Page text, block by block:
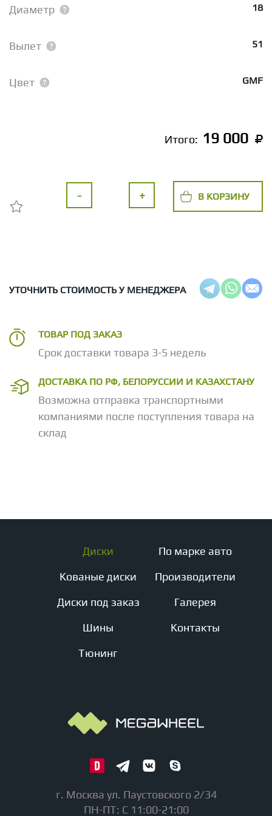
Диаметр 18
Вылет 51
Цвет GMF
Итого: 19 000
- + В КОРЗИНУ
УТОЧНИТЬ СТОИМОСТЬ У МЕНЕДЖЕРА
ТОВАР ПОД ЗАКАЗ
Срок доставки товара 3-5 недель
ДОСТАВКА ПО РФ, БЕЛОРУССИИ И КАЗАХСТАНУ
Возможна отправка транспортными
компаниями после поступления товара на
склад
Диски
Кованые диски
Диски под заказ
Шины
Тюнинг
По марке авто
Производители
Галерея
Контакты
г. Москва ул. Паустовского 2/34
ПН-ПТ: С 11:00-21:00